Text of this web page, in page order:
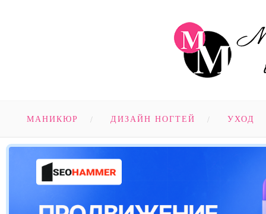
МАНИКЮР ДИЗАЙН НОГТЕЙ УХОД